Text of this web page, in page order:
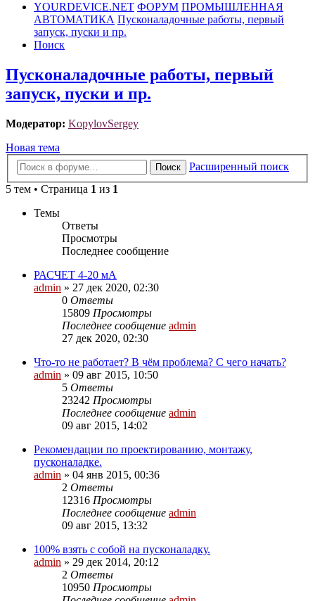
YOURDEVICE.NET ФОРУМ ПРОМЫШЛЕННАЯ
АВТОМАТИКА Пусконаладочные работы, первый
запуск, пуски и пр.
Поиск
Пусконаладочные работы, первый
запуск, пуски и пр.
Модератор: KopylovSergey
Новая тема
Поиск
Расширенный поиск
5 тем • Страница 1 из 1
Темы
Ответы
Просмотры
Последнее сообщение
РАСЧЕТ 4-20 мА
admin » 27 дек 2020, 02:30
0 Ответы
15809 Просмотры
Последнее сообщение admin
27 дек 2020, 02:30
Что-то не работает? В чём проблема? С чего начать?
admin » 09 авг 2015, 10:50
5 Ответы
23242 Просмотры
Последнее сообщение admin
09 авг 2015, 14:02
Рекомендации по проектированию, монтажу,
пусконаладке.
admin » 04 янв 2015, 00:36
2 Ответы
12316 Просмотры
Последнее сообщение admin
09 авг 2015, 13:32
100% взять с собой на пусконаладку.
admin » 29 дек 2014, 20:12
2 Ответы
10950 Просмотры